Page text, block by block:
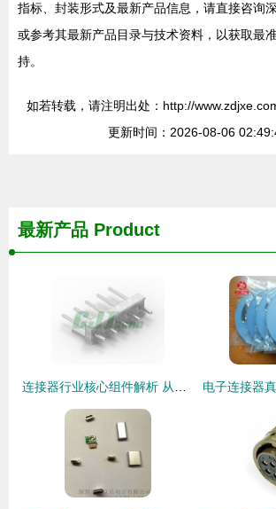
指标、封装形式及最新产品信息，请直接咨询
或参考其最新产品目录与技术资料，以获取最
持。
如若转载，请注明出处：http://
更新时间：2026-08-06
最新产品 Product